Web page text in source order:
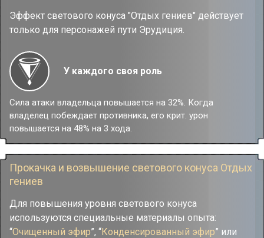
Эффект светового конуса "Отдых гениев" действует
только для персонажей пути Эрудиция.
У каждого своя роль
Сила атаки владельца повышается на 32%. Когда
владелец побеждает противника, его крит. урон
повышается на 48% на 3 хода.
Прокачка и возвышение светового конуса Отдых
гениев
Для повышения уровня светового конуса
используются специальные материалы опыта:
“Очищенный эфир”, “Конденсированный эфир” или